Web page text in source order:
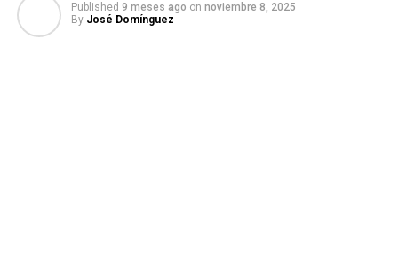
Published 9 meses ago on noviembre 8, 2025
By José Domínguez